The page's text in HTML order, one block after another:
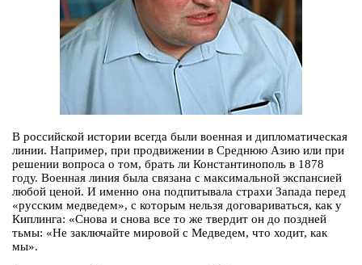
В российской истории всегда были военная и дипломатическая
линии. Например, при продвижении в Среднюю Азию или при
решении вопроса о том, брать ли Константинополь в 1878
году. Военная линия была связана с максимальной экспансией
любой ценой. И именно она подпитывала страхи Запада перед
«русским медведем», с которым нельзя договариваться, как у
Киплинга: «Снова и снова все то же твердит он до поздней
тьмы: «Не заключайте мировой с Медведем, что ходит, как
мы».